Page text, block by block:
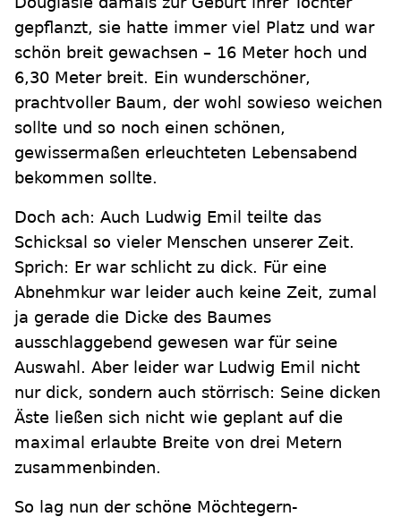
gepflanzt, sie hatte immer viel Platz und war
schön breit gewachsen – 16 Meter hoch und
6,30 Meter breit. Ein wunderschöner,
prachtvoller Baum, der wohl sowieso weichen
sollte und so noch einen schönen,
gewissermaßen erleuchteten Lebensabend
bekommen sollte.
Doch ach: Auch Ludwig Emil teilte das
Schicksal so vieler Menschen unserer Zeit.
Sprich: Er war schlicht zu dick. Für eine
Abnehmkur war leider auch keine Zeit, zumal
ja gerade die Dicke des Baumes
ausschlaggebend gewesen war für seine
Auswahl. Aber leider war Ludwig Emil nicht
nur dick, sondern auch störrisch: Seine dicken
Äste ließen sich nicht wie geplant auf die
maximal erlaubte Breite von drei Metern
zusammenbinden.
So lag nun der schöne Möchtegern-